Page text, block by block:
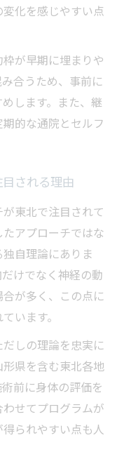
レッチが効く仕
けでなく神経へ
学的根拠と実
待できる効果
受けた体験談を
ストレッチの評
た山形県民の声
リアルな感想
感動
北からの来院事
分かる効果と
化を感じやすい点
が早期に埋まりや
合うため、事前に
します。また、継
的な通院とセルフ
される理由
東北で注目されて
アプローチではな
自理論にありま
けでなく神経の動
が多く、この点に
います。
しの理論を忠実に
県を含む東北各地
前に身体の評価を
せてプログラムが
られやすい点も人